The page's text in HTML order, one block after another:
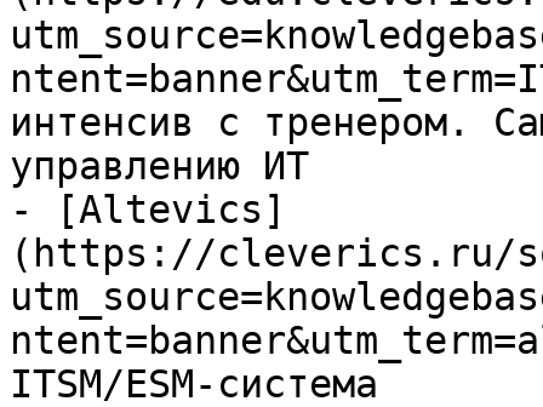
интенсив с тренером.
управлению ИТ
- [Altevics]
(https://cleverics.ru/
ITSM/ESM-система